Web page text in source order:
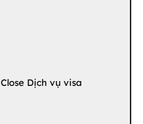
Close Dịch vụ visa